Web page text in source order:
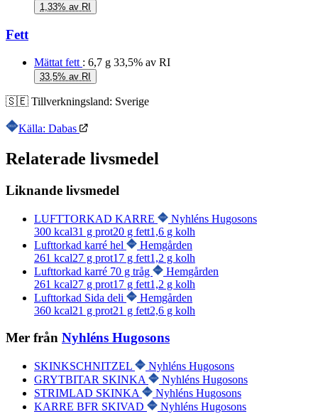
1,33% av RI
Fett
Mättat fett : 6,7 g 33,5% av RI
33,5% av RI
🇸🇪 Tillverkningsland: Sverige
Källa: Dabas
Relaterade livsmedel
Liknande livsmedel
LUFTTORKAD KARRE
Nyhléns Hugosons
300 kcal31 g prot20 g fett1,6 g kolh
Lufttorkad karré hel
Hemgården
261 kcal27 g prot17 g fett1,2 g kolh
Lufttorkad karré 70 g tråg
Hemgården
261 kcal27 g prot17 g fett1,2 g kolh
Lufttorkad Sida deli
Hemgården
360 kcal21 g prot21 g fett2,6 g kolh
Mer från Nyhléns Hugosons
SKINKSCHNITZEL
Nyhléns Hugosons
GRYTBITAR SKINKA
Nyhléns Hugosons
STRIMLAD SKINKA
Nyhléns Hugosons
KARRE BFR SKIVAD
Nyhléns Hugosons